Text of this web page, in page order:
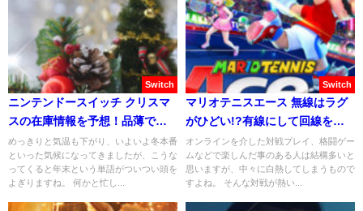
Switch
ニンテンドースイッチ クリスマ
スの在庫情報を予想！品薄で入
手は困難？
めっきりと気温も下がり、いよいよ冬本番
といった気候になってきましたが、こうな
ってくると年末という単語がついつい頭を
よぎりますね。 何かと忙し...
Switch
マリオテニスエース 無線はラグ
がひどい!?有線にして回線を良
くする方法!!
オンラインを介した対戦プレイ、格闘ゲー
ムなどで楽しんだ事のある人は結構多いと
思いますが、中々に白熱してしまうもので
すよね。 そんな対戦が熱い...